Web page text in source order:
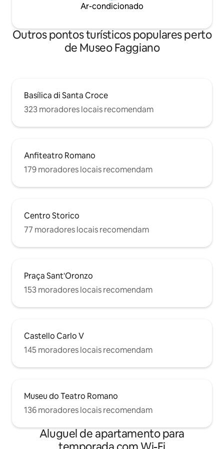
Ar-condicionado
Outros pontos turísticos populares perto
de Museo Faggiano
Basílica di Santa Croce
323 moradores locais recomendam
Anfiteatro Romano
179 moradores locais recomendam
Centro Storico
77 moradores locais recomendam
Praça Sant'Oronzo
153 moradores locais recomendam
Castello Carlo V
145 moradores locais recomendam
Museu do Teatro Romano
136 moradores locais recomendam
Aluguel de apartamento para